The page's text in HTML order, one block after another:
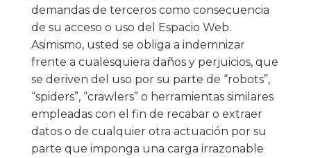
demandas de terceros como consecuencia
de su acceso o uso del Espacio Web.
Asimismo, usted se obliga a indemnizar
frente a cualesquiera daños y perjuicios, que
se deriven del uso por su parte de “robots”,
“spiders”, “crawlers” o herramientas similares
empleadas con el fin de recabar o extraer
datos o de cualquier otra actuación por su
parte que imponga una carga irrazonable